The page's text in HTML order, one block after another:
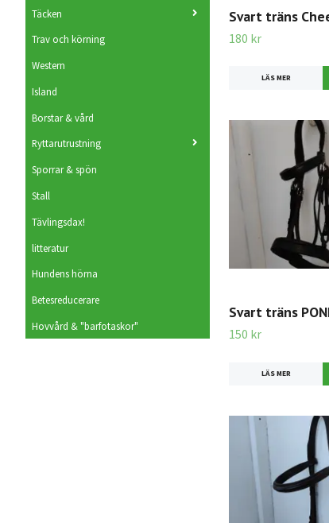
Täcken
Trav och körning
Western
Island
Borstar & vård
Ryttarutrustning
Sporrar & spön
Stall
Tävlingsdax!
litteratur
Hundens hörna
Betesreducerare
Hovvård & "barfotaskor"
Svart träns
180 kr
LÄS MER
Svart träns
150 kr
LÄS MER